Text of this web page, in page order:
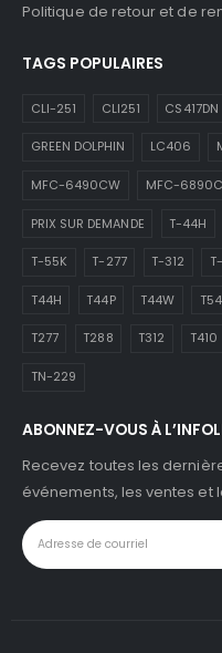
Politique de retour et de
TAGS POPULAIRES
CLI-251 CLI251 CS417DN
GREEN DOLPHIN LC406
MFC-6490CW MFC-
PRIX SUR DEMANDE T-44H
T-55K T-277 T-312
T44H T44P T44W
T277 T288 T312 T410
TN-229
ABONNEZ-VOUS À
Recevez toutes les
événements, les ventes et